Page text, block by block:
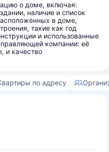
о доме, включая:
наличие и список
в доме,
такие как год
и использованные
компании: её
и качество
по адресу